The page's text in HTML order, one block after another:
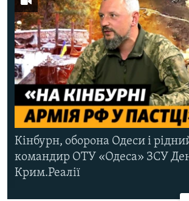
Кінбурн, оборона Одеси і
командир ОТУ «Одеса» ЗСУ
Крим.Реалії